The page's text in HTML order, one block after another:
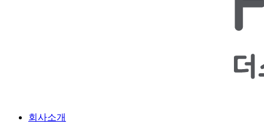
Menu
회사소개